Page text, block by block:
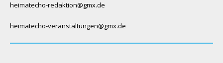
heimatecho-redaktion@gmx.de
heimatecho-veranstaltungen@gmx.de